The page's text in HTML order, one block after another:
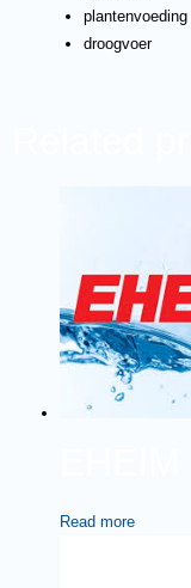
plantenvoeding
droogvoer
Read more